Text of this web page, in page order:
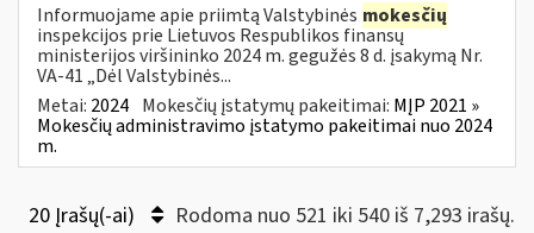
Informuojame apie priimtą Valstybinės mokesčių
inspekcijos prie Lietuvos Respublikos finansų
ministerijos viršininko 2024 m. gegužės 8 d. įsakymą Nr.
VA-41 „Dėl Valstybinės...
Metai: 2024 Mokesčių įstatymų pakeitimai: MĮP 2021 »
Mokesčių administravimo įstatymo pakeitimai nuo 2024
m.
20 Įrašų(-ai) Rodoma nuo 521 iki 540 iš 7,293 irašų.